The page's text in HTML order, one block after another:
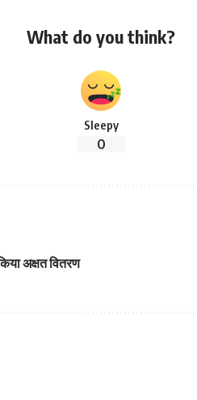
What do you think?
Sleepy
0
अक्षत वितरण